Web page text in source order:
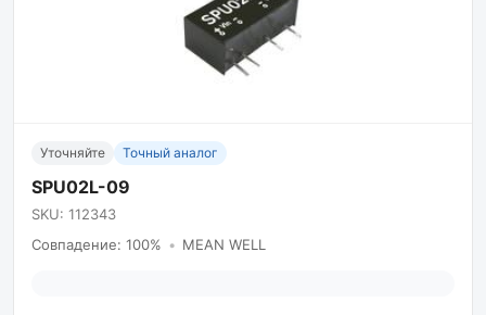
Уточняйте Точный аналог
SPU02L-09
SKU: 112343
Совпадение: 100% • MEAN WELL